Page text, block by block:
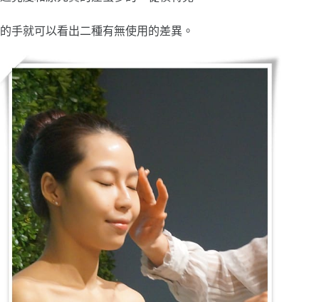
的手就可以看出二種有無使用的差異。